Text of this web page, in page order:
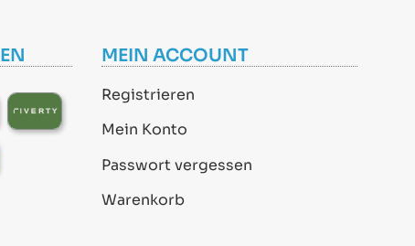
MEIN ACCOUNT
Registrieren
Mein Konto
Passwort vergessen
Warenkorb